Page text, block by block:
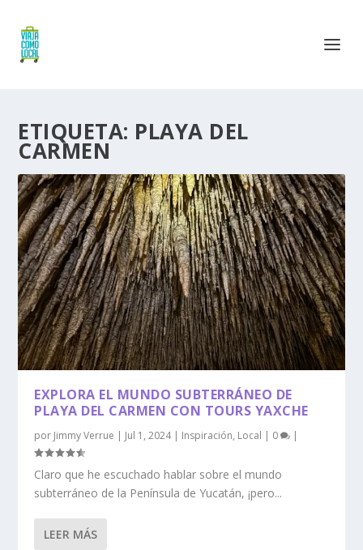
ETIQUETA: PLAYA DEL
CARMEN
EXPLORA EL MUNDO SUBTERRÁNEO DE
PLAYA DEL CARMEN CON TOURS YAXCHE
por Jimmy Verrue | Jul 1, 2024| Inspiración, Local | 0 |
Claro que he escuchado hablar sobre el mundo
subterráneo de la Península de Yucatán, ¡pero...
LEER MÁS